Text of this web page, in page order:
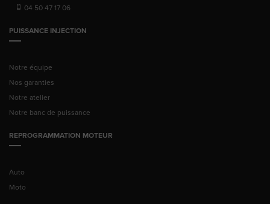
04 50 47 17 06
PUISSANCE INJECTION
Notre équipe
Nos garanties
Notre atelier
Notre banc de puissance
REPROGRAMMATION MOTEUR
Auto
Moto